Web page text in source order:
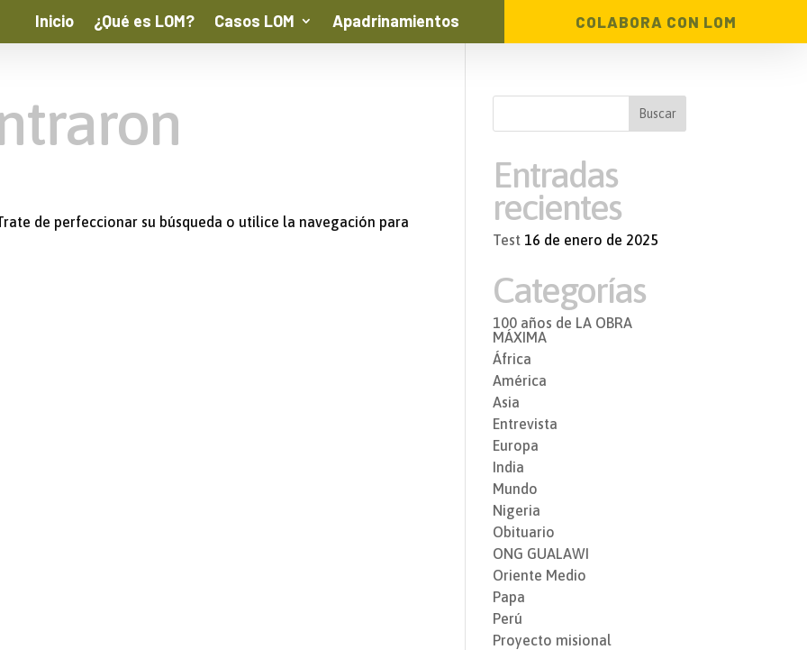
Inicio ¿Qué es LOM? Casos LOM Apadrinamientos COLABORA CON LOM
de perfeccionar su búsqueda o utilice la navegación para
Entradas
recientes
Test 16 de enero de 2025
Categorías
100 años de LA OBRA
MÁXIMA
África
América
Asia
Entrevista
Europa
India
Mundo
Nigeria
Obituario
ONG GUALAWI
Oriente Medio
Papa
Perú
Proyecto misional